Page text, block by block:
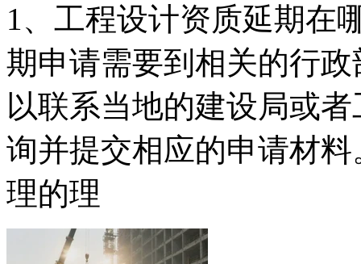
1、工程设计资质延期在
期申请需要到相关的行
以联系当地的建设局或
询并提交相应的申请材
理的理